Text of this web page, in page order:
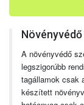
A növényvédő
legszigorúbb
tagállamok csak
készített